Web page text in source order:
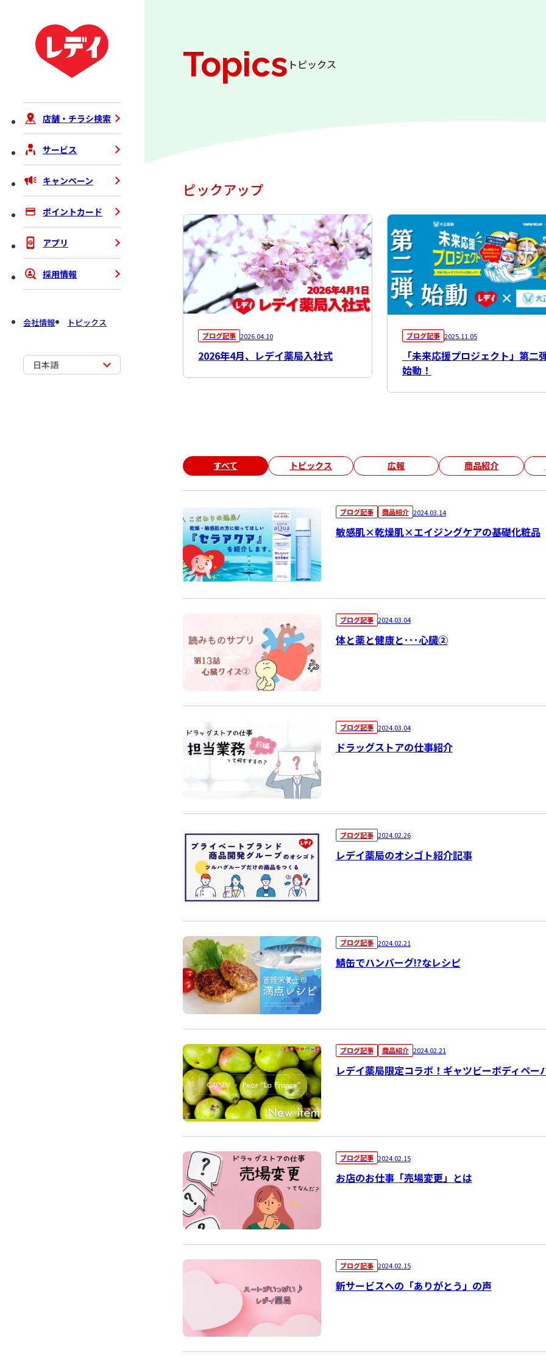
店舗・チラシ検索
サービス
キャンペーン
ポイントカード
アプリ
採用情報
会社情報 トピックス
日本語
Topics トピックス
ピックアップ
ブログ記事 2026.04.10
2026年4月、レデイ薬局入社式
ブログ記事 2025.11.05
「未来応援プロジェクト」第二
始動！
すべて トピックス 広報 商品紹介
ブログ記事 商品紹介 2024.03.14
敏感肌×乾燥肌×エイジングケアの基礎化粧品
ブログ記事 2024.03.04
体と薬と健康と･･･心臓②
ブログ記事 2024.03.04
ドラッグストアの仕事紹介
ブログ記事 2024.02.26
レデイ薬局のオシゴト紹介記事
ブログ記事 2024.02.21
鯖缶でハンバーグ!?なレシピ
ブログ記事 商品紹介 2024.02.21
レデイ薬局限定コラボ！ギャツビーボディペー
ブログ記事 2024.02.15
お店のお仕事「売場変更」とは
ブログ記事 2024.02.15
新サービスへの「ありがとう」の声